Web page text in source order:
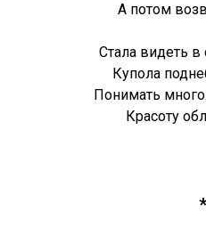
А потом
Стала видеть
Купола
Понимать
Красоту